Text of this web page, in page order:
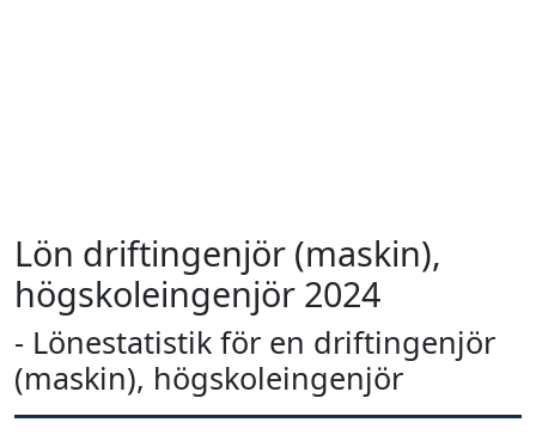
Lön driftingenjör (maskin),
högskoleingenjör 2024
- Lönestatistik för en driftingenjör
(maskin), högskoleingenjör